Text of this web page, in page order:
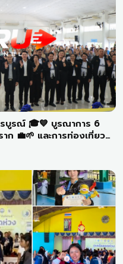
รบูรณ์ 🎓💙 บูรณาการ 6
ก 💼🌱 และการท่องเที่ยว
ฐกิจ BCG ♻️🌿 สู่การ